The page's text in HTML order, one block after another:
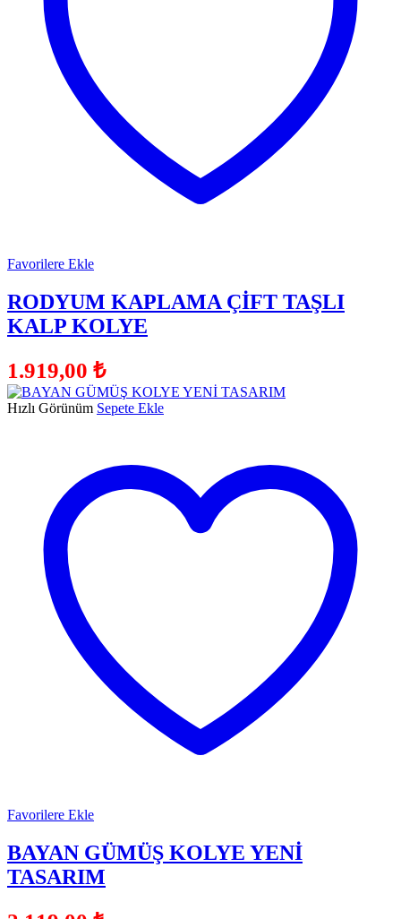
Favorilere Ekle
RODYUM KAPLAMA ÇİFT TAŞLI
KALP KOLYE
1.919,00 ₺
Hızlı Görünüm Sepete Ekle
Favorilere Ekle
BAYAN GÜMÜŞ KOLYE YENİ
TASARIM